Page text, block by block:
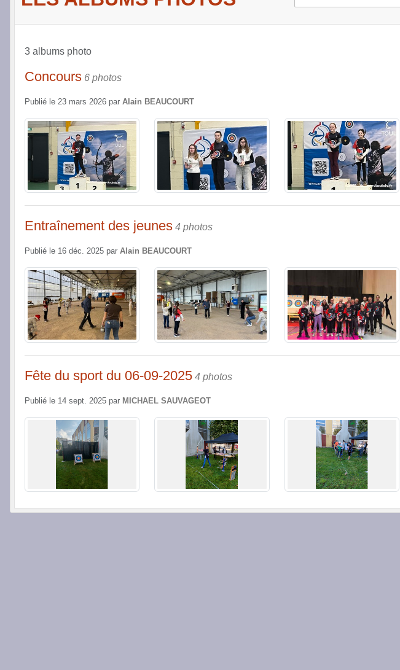
3 albums photo
Concours 6 photos
Publié le 23 mars 2026 par Alain BEAUCOURT
Entraînement des jeunes 4 photos
Publié le 16 déc. 2025 par Alain BEAUCOURT
Fête du sport du 06-09-2025 4 photos
Publié le 14 sept. 2025 par MICHAEL SAUVAGEOT